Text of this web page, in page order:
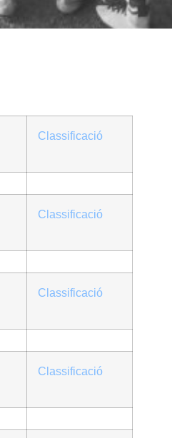
Classificació
Classificació
Classificació
Classificació